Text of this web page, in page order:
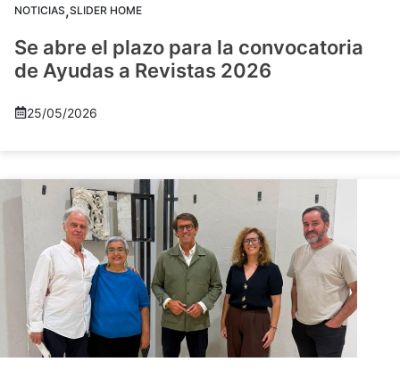
NOTICIAS,SLIDER HOME
Se abre el plazo para la convocatoria
de Ayudas a Revistas 2026
25/05/2026